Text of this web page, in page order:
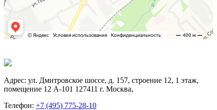
Адрес: ул. Дмитровское шоссе, д. 157, строение 12, 1 этаж,
помещение 12 А-101 127411 г. Москва,
Телефон: +7 (495) 775-28-10